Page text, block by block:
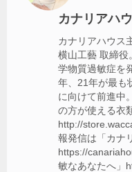
ョ
カナリアハ
カナリアハウス
横山工藝 取締
学物質過敏症を
年、21年が最も
に向けて前進中
の方が使える衣
http://
報発信は「カナ
https://
敏なあなたへ」